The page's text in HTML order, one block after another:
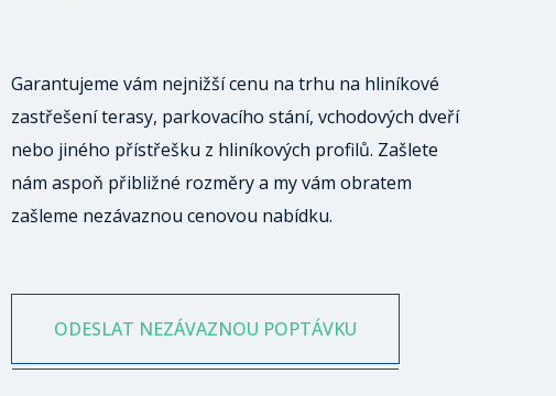
Garantujeme vám nejnižší cenu na trhu na hliníkové
zastřešení terasy, parkovacího stání, vchodových dveří
nebo jiného přístřešku z hliníkových profilů. Zašlete
nám aspoň přibližné rozměry a my vám obratem
zašleme nezávaznou cenovou nabídku.
ODESLAT NEZÁVAZNOU POPTÁVKU